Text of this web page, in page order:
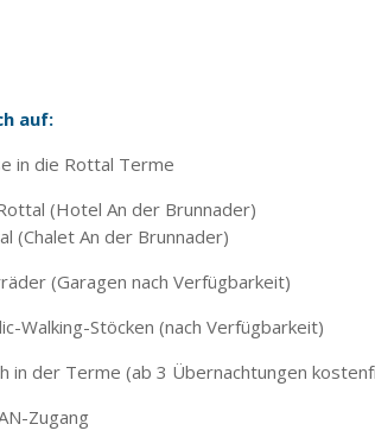
auf:
in die Rottal Terme
(Hotel An der Brunnader)
(Chalet An der Brunnader)
(Garagen nach Verfügbarkeit)
Walking-Stöcken (nach Verfügbarkeit)
in der Terme (ab 3 Übernachtungen
Zugang